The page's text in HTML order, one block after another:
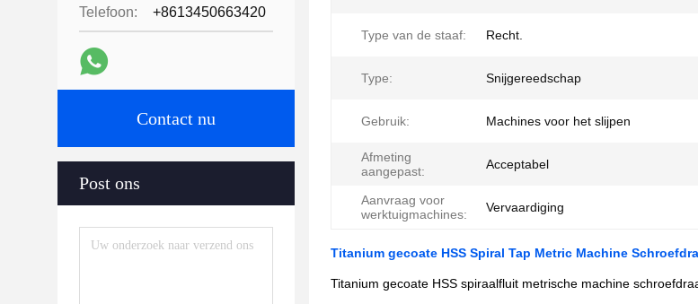
Telefoon: +8613450663420
Contact nu
Post ons
Type van de staaf: Recht.
Type: Snijgereedschap
Gebruik: Machines voor het slijpen
Afmeting
aangepast:
Acceptabel
Aanvraag voor
werktuigmachines:
Vervaardiging
Titanium gecoate HSS Spiral Tap Metric Machine
Titanium gecoate HSS spiraalfluit metrische machine